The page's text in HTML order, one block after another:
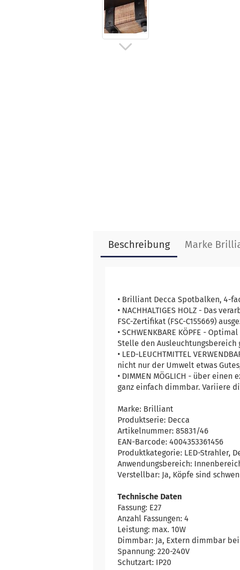
Beschreibung Marke
• Brilliant Decca Spotbalken, 4-
• NACHHALTIGES HOLZ - Das
FSC-Zertifikat (FSC-C155669)
• SCHWENKBARE KÖPFE -
Stelle den Ausleuchtungsbereich
• LED-LEUCHTMITTEL
nicht nur der Umwelt etwas
• DIMMEN MÖGLICH - über
ganz einfach dimmbar. Variiere
Marke: Brilliant
Produktserie: Decca
Artikelnummer: 85831/46
EAN-Barcode: 4004353361456
Produktkategorie: LED-Strahler,
Anwendungsbereich:
Verstellbar: Ja, Köpfe sind
Technische Daten
Fassung: E27
Anzahl Fassungen: 4
Leistung: max. 10W
Dimmbar: Ja, Extern dimmbar
Spannung: 220-240V
Schutzart: IP20